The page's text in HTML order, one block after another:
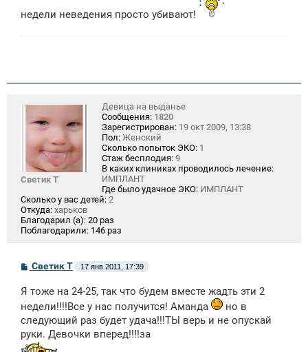
недели неведения просто убивают!
Светик Т
Девица на выданье
Сообщения: 1820
Зарегистрирован: 19 окт 2009, 13:38
Пол: Женский
Сколько попыток ЭКО: 1
Стаж бесплодия: 9
В каких клиниках проводилось лечение:
ИМПЛАНТ
Где было удачное ЭКО: ИМПЛАНТ
Сколько у вас детей: 2
Откуда: харьков
Благодарил (а): 20 раз
Поблагодарили: 146 раз
С
б
щ
е
н
и
е
Светик Т 17 янв 2011, 17:39
Я тоже на 24-25, так что будем вместе жадть эти 2
недели!!!!Все у нас получится! Аманда
но в
следующий раз будет удача!!!ТЫ верь и не опускай
руки. Девочки вперед!!!!за